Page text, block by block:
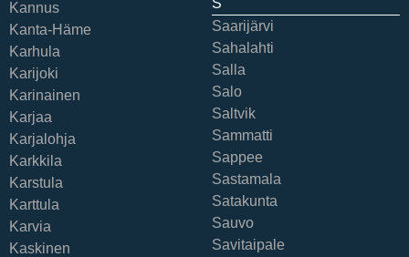
Kannus
Kanta-Häme
Karhula
Karijoki
Karinainen
Karjaa
Karjalohja
Karkkila
Karstula
Karttula
Karvia
Kaskinen
S
Saarijärvi
Sahalahti
Salla
Salo
Saltvik
Sammatti
Sappee
Sastamala
Satakunta
Sauvo
Savitaipale